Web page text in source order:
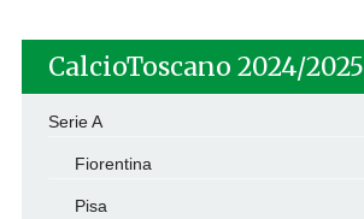
CalcioToscano 2024/2025
Serie A
Fiorentina
Pisa